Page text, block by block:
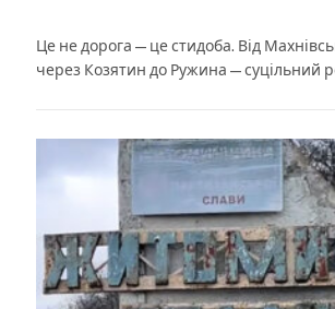
Це не дорога — це стидоба. Від
через Козятин до Ружина — суцільний